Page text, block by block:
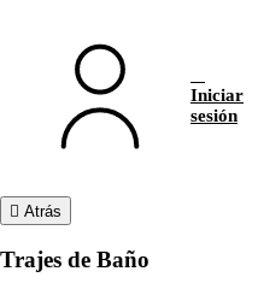
Iniciar
sesión
Atrás
Trajes de Baño